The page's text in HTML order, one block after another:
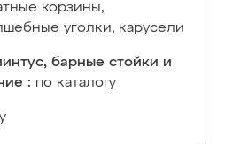
корзины,
уголки, карусели
барные стойки и
: по каталогу